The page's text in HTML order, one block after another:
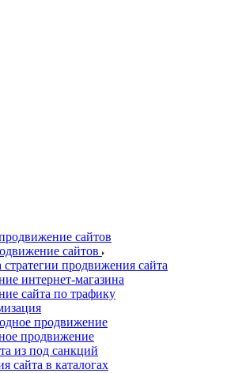
сайтов
стратегии продвижения сайта
интернет-магазина
сайта по трафику
продвижение
продвижение
из под санкций
сайта в каталогах